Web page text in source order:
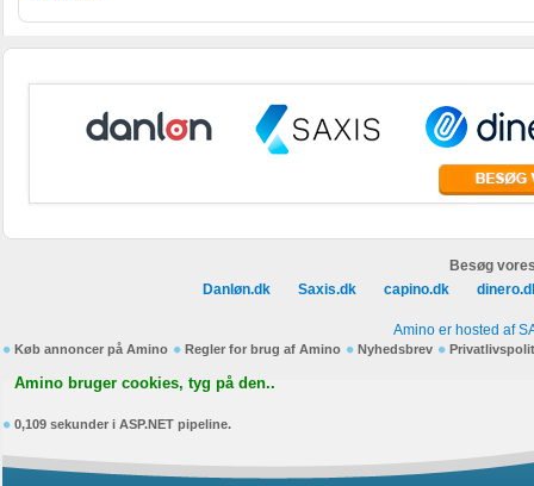
Besøg
Danløn.dk
Saxis.dk capino.dk
Amino er hosted af
Køb annoncer på Amino Regler for brug af Amino Nyhedsbrev
Amino bruger cookies, tyg på den..
0,109 sekunder i ASP.NET pipeline.